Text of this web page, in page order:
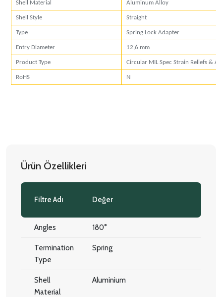
Shell Material Aluminum Alloy
Shell Style Straight
Type Spring Lock Adapter
Entry Diameter 12,6 mm
Product Type Circular MIL Spec Strain Reliefs &
RoHS N
Ürün Özellikleri
Filtre Adı Değer
Angles 180°
Termination
Type
Spring
Shell
Material
Aluminium